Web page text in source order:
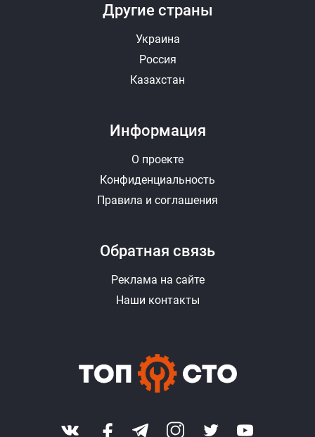
Другие страны
Украина
Россия
Казахстан
Информация
О проекте
Конфиденциальность
Правила и соглашения
Обратная связь
Реклама на сайте
Наши контакты